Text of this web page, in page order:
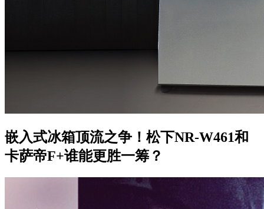
嵌入式冰箱顶流之争！松下NR-W461和
卡萨帝F+谁能更胜一筹？